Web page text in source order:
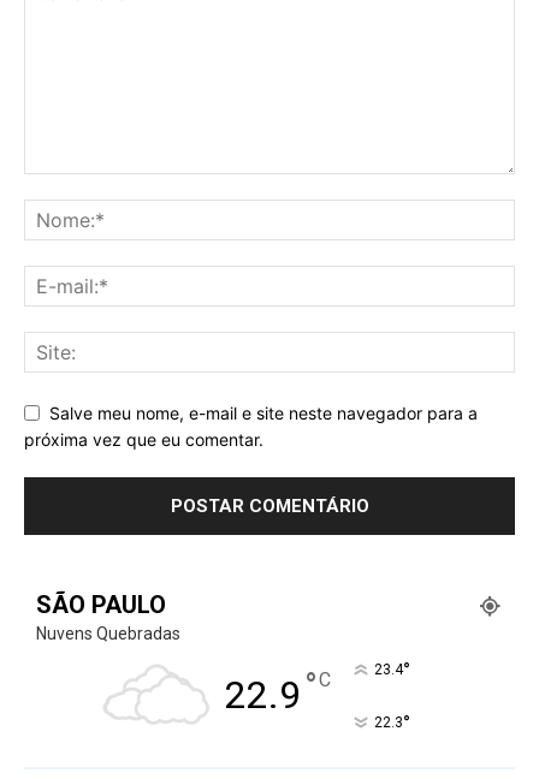
Salve meu nome, e-mail e site neste navegador para a
próxima vez que eu comentar.
SÃO PAULO
Nuvens Quebradas
22.9 °C 23.4°
22.3°